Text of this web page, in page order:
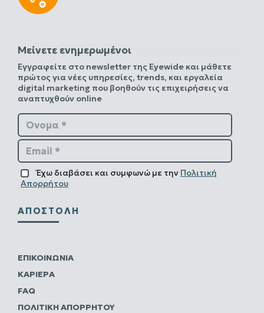
Μείνετε ενημερωμένοι
Εγγραφείτε στο newsletter της Eyewide και μάθετε
πρώτος για νέες υπηρεσίες, trends, και εργαλεία
digital marketing που βοηθούν τις επιχειρήσεις να
αναπτυχθούν online
Όνομα *
Email *
Έχω διαβάσει και συμφωνώ με την Πολιτική
Απορρήτου
ΑΠΟΣΤΟΛΉ
ΕΠΙΚΟΙΝΩΝΊΑ
ΚΑΡΙΈΡΑ
FAQ
ΠΟΛΙΤΙΚΗ ΑΠΟΡΡΗΤΟΥ